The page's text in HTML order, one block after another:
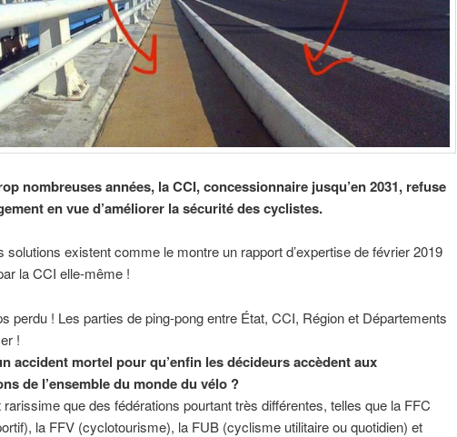
nombreuses années, la CCI, concessionnaire jusqu’en 2031, refuse
en vue d’améliorer la sécurité des cyclistes.
solutions existent comme le montre un rapport d’expertise de février 2019
la CCI elle-même !
perdu ! Les parties de ping-pong entre État, CCI, Région et Départements
!
accident mortel pour qu’enfin les décideurs accèdent aux
de l’ensemble du monde du vélo ?
rarissime que des fédérations pourtant très différentes, telles que la FFC
la FFV (cyclotourisme), la FUB (cyclisme utilitaire ou quotidien) et